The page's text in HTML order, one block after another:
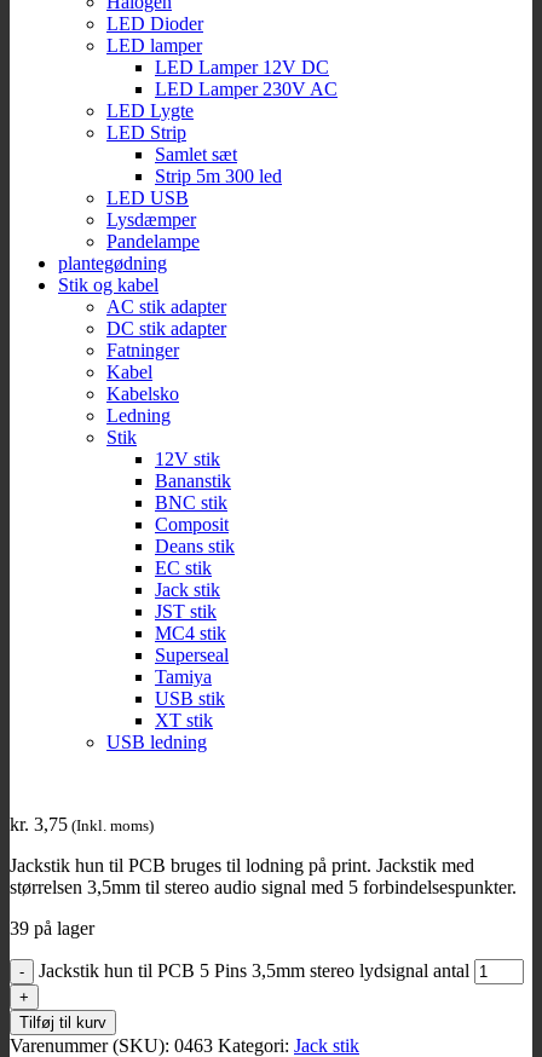
LED Dioder
LED lamper
LED Lamper 12V DC
LED Lamper 230V AC
LED Lygte
LED Strip
Samlet sæt
Strip 5m 300 led
LED USB
Lysdæmper
Pandelampe
plantegødning
Stik og kabel
AC stik adapter
DC stik adapter
Fatninger
Kabel
Kabelsko
Ledning
Stik
12V stik
Bananstik
BNC stik
Composit
Deans stik
EC stik
Jack stik
JST stik
MC4 stik
Superseal
Tamiya
USB stik
XT stik
USB ledning
kr. 3,75 (Inkl. moms)
Jackstik hun til PCB bruges til lodning på print. Jackstik med
størrelsen 3,5mm til stereo audio signal med 5 forbindelsespunkter.
39 på lager
Jackstik hun til PCB 5 Pins 3,5mm stereo lydsignal antal
Tilføj til kurv
Varenummer (SKU): 0463 Kategori: Jack stik